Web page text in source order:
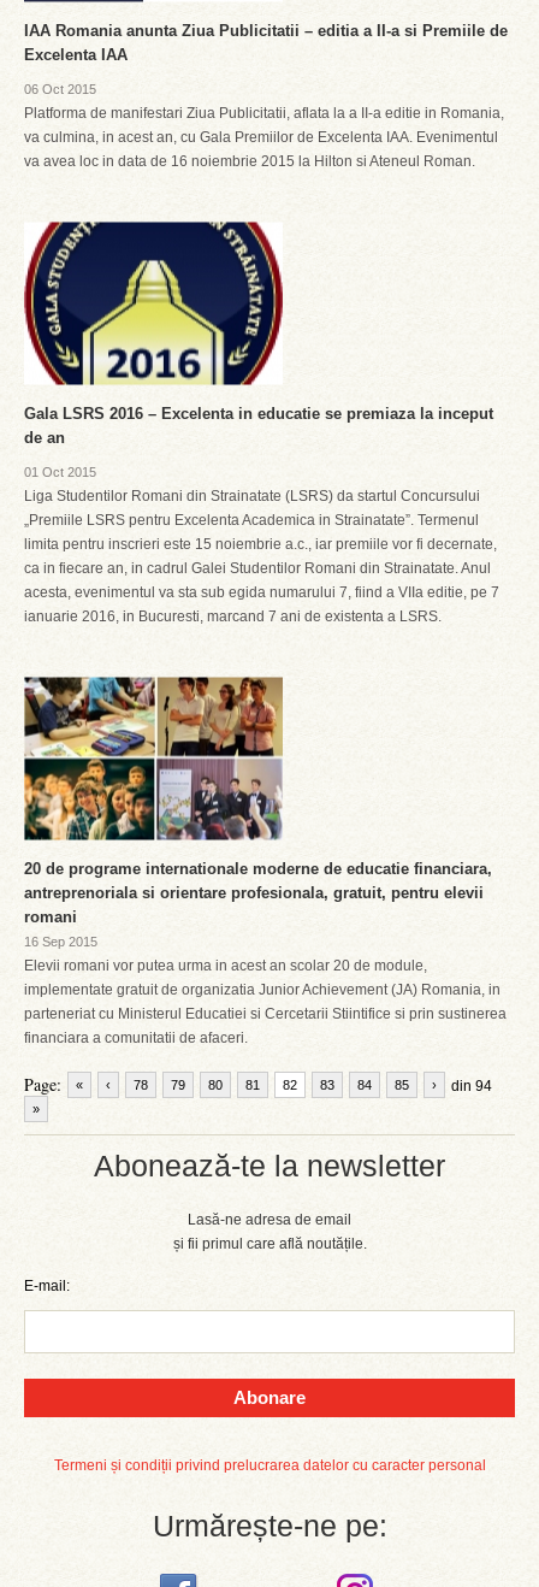
Abonează-te la newsletter
Lasă-ne adresa de email
și fii primul care află noutățile.
E-mail:
Abonare
Termeni și condiții privind prelucrarea datelor cu caracter personal
Urmărește-ne pe:
IAA Romania anunta Ziua Publicitatii – editia a II-a si Premiile de
Excelenta IAA
06 Oct 2015
Platforma de manifestari Ziua Publicitatii, aflata la a II-a editie in Romania,
va culmina, in acest an, cu Gala Premiilor de Excelenta IAA. Evenimentul
va avea loc in data de 16 noiembrie 2015 la Hilton si Ateneul Roman.
Gala LSRS 2016 – Excelenta in educatie se premiaza la inceput
de an
01 Oct 2015
Liga Studentilor Romani din Strainatate (LSRS) da startul Concursului
„Premiile LSRS pentru Excelenta Academica in Strainatate”. Termenul
limita pentru inscrieri este 15 noiembrie a.c., iar premiile vor fi decernate,
ca in fiecare an, in cadrul Galei Studentilor Romani din Strainatate. Anul
acesta, evenimentul va sta sub egida numarului 7, fiind a VIIa editie, pe 7
ianuarie 2016, in Bucuresti, marcand 7 ani de existenta a LSRS.
20 de programe internationale moderne de educatie financiara,
antreprenoriala si orientare profesionala, gratuit, pentru elevii
romani
16 Sep 2015
Elevii romani vor putea urma in acest an scolar 20 de module,
implementate gratuit de organizatia Junior Achievement (JA) Romania, in
parteneriat cu Ministerul Educatiei si Cercetarii Stiintifice si prin sustinerea
financiara a comunitatii de afaceri.
Page: « ‹ 78 79 80 81 82 83 84 85 din 94
›
»